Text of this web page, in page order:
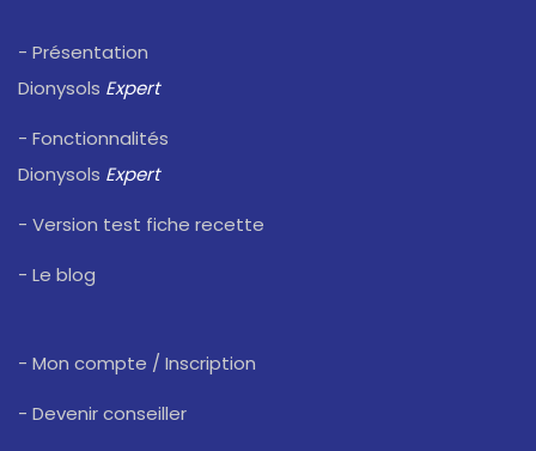
- Présentation
Dionysols Expert
- Fonctionnalités
Dionysols Expert
- Version test fiche recette
- Le blog
- Mon compte / Inscription
- Devenir conseiller